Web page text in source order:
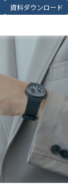
資料ダウンロード